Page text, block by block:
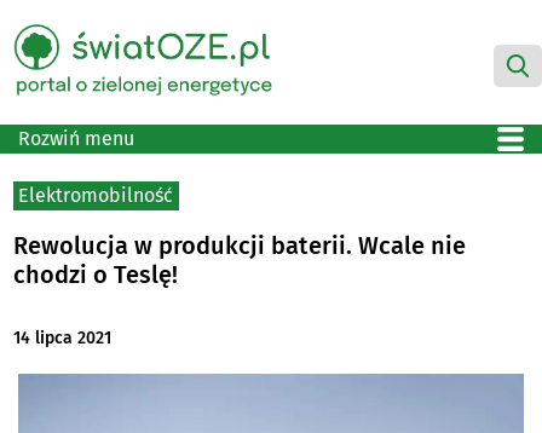
Rozwiń menu
Elektromobilność
Rewolucja w produkcji baterii. Wcale nie
chodzi o Teslę!
14 lipca 2021